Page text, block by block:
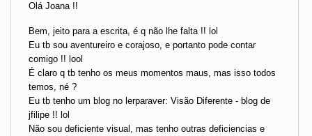
Olá Joana !!
Bem, jeito para a escrita, é q não lhe falta !! lol
Eu tb sou aventureiro e corajoso, e portanto pode contar
comigo !! lool
É claro q tb tenho os meus momentos maus, mas isso todos
temos, né ?
Eu tb tenho um blog no lerparaver: Visão Diferente - blog de
jfilipe !! lol
Não sou deficiente visual, mas tenho outras deficiencias e